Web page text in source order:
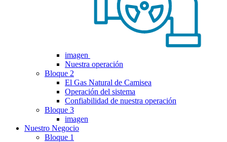
imagen
Nuestra operación
Bloque 2
El Gas Natural de Camisea
Operación del sistema
Confiabilidad de nuestra operación
Bloque 3
imagen
Nuestro Negocio
Bloque 1